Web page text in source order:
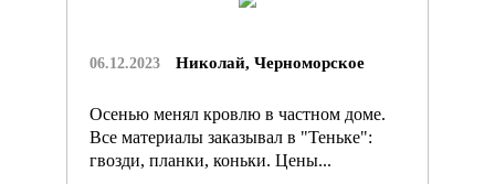
06.12.2023 Николай, Черноморское
Осенью менял кровлю в частном доме.
Все материалы заказывал в "Теньке":
гвозди, планки, коньки. Цены...